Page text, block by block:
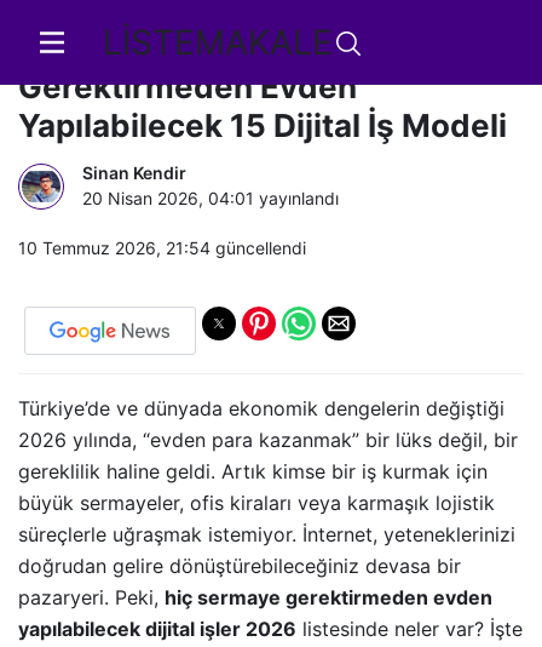
LİSTEMAKALE
2026’da Hiç Sermaye
Gerektirmeden Evden
Yapılabilecek 15 Dijital İş Modeli
Sinan Kendir
20 Nisan 2026, 04:01 yayınlandı
10 Temmuz 2026, 21:54 güncellendi
Türkiye’de ve dünyada ekonomik dengelerin değiştiği
2026 yılında, “evden para kazanmak” bir lüks değil, bir
gereklilik haline geldi. Artık kimse bir iş kurmak için
büyük sermayeler, ofis kiraları veya karmaşık lojistik
süreçlerle uğraşmak istemiyor. İnternet, yeteneklerinizi
doğrudan gelire dönüştürebileceğiniz devasa bir
pazaryeri. Peki, hiç sermaye gerektirmeden evden
yapılabilecek dijital işler 2026 listesinde neler var? İşte